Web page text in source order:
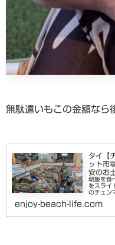
無駄遣いもこの金額なら
タイ【
ット市
安のお
朝飯を食
をスライ
のチェン
事にもせ
enjoy-beach-life.com